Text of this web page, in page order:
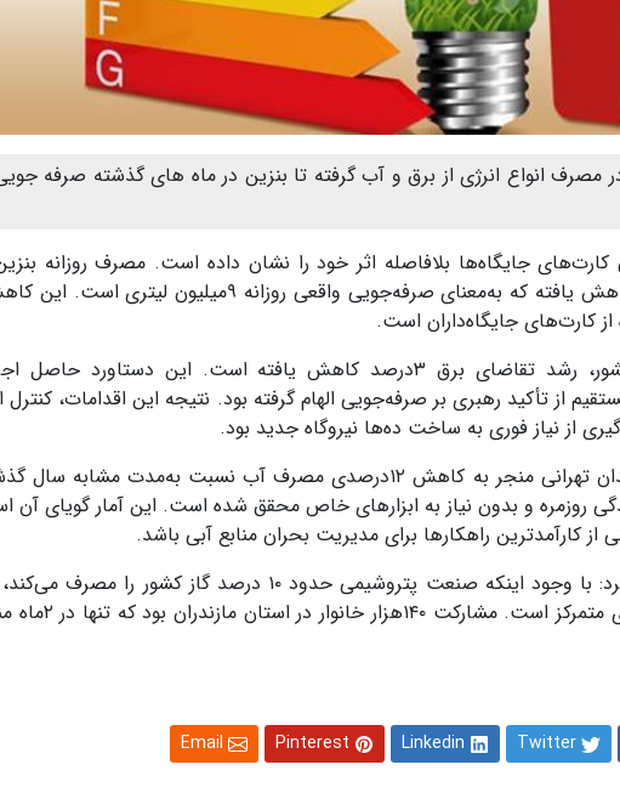
مصرف انواع انرژی از برق و آب گرفته تا بنزین در ماه های گذشته صرفه
جایگاه‌ها بلافاصله اثر خود را نشان داده است. مصرف روزانه
یافته که به‌معنای صرفه‌جویی واقعی روزانه ۹میلیون لیتری است. این
کارت‌های جایگاه‌داران است.
رشد تقاضای برق ۳درصد کاهش یافته است. این دستاورد حاصل
از تأکید رهبری بر صرفه‌جویی الهام گرفته بود. نتیجه این اقدامات، کنترل
از نیاز فوری به ساخت ده‌ها نیروگاه جدید بود.
تهرانی منجر به کاهش ۱۲درصدی مصرف آب نسبت به‌مدت مشابه سال
روزمره و بدون نیاز به ابزارهای خاص محقق شده است. این آمار گویای آن
کارآمدترین راهکارها برای مدیریت بحران منابع آبی باشد.
با وجود اینکه صنعت پتروشیمی حدود ۱۰ درصد گاز کشور را مصرف می‌کند،
است. مشارکت۱۴۰هزار خانوار در استان مازندران بود که تنها در ۲‌ماه
Twitter
Linkedin
Pinterest
Email